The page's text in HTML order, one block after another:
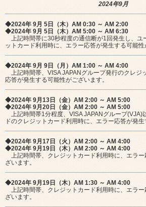
2024年9月
◆2024年 9月 5日（木）AM 0:30 ～ AM 2:00
◆2024年 9月 5日（木）AM 5:00 ～ AM 6:30
上記時間帯に30秒程度の通信断が1回発生し、ユ
ットカード利用時に、エラー応答が発生する可能性
◆2024年 9月 9日（月）AM 1:00 ～ AM 4:00
上記時間帯、VISA JAPANグループ発行のクレジ
応答が発生する可能性がございます。
◆2024年 9月13日（金）AM 2:00 ～ AM 5:00
◆2024年 9月20日（金）AM 2:00 ～ AM 5:00
上記時間帯1分程度、VISA JAPANグループ(VJA)
ドのクレジットカード利用時に、エラー応答が発生
◆2024年 9月17日（火）AM 2:00 ～ AM 4:00
◆2024年 9月19日（木）AM 2:00 ～ AM 4:00
上記時間帯、クレジットカード利用時に、エラ
ざいます。
◆2024年 9月19日（木）AM 1:30 ～ AM 4:00
上記時間帯、クレジットカード利用時に、エラ
ざいます。